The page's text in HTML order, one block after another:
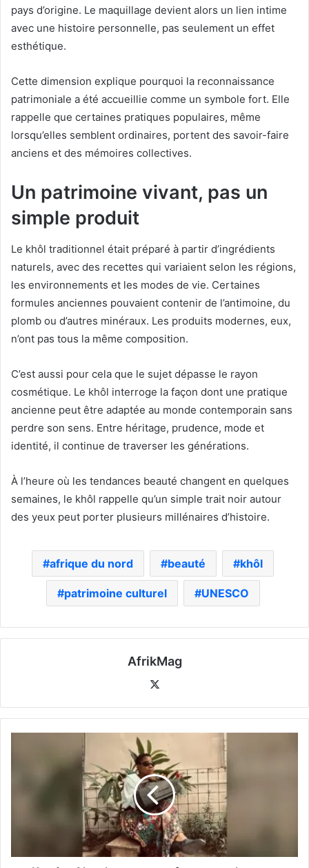
pays d’origine. Le maquillage devient alors un lien intime
avec une histoire personnelle, pas seulement un effet
esthétique.
Cette dimension explique pourquoi la reconnaissance
patrimoniale a été accueillie comme un symbole fort. Elle
rappelle que certaines pratiques populaires, même
lorsqu’elles semblent ordinaires, portent des savoir-faire
anciens et des mémoires collectives.
Un patrimoine vivant, pas un
simple produit
Le khôl traditionnel était préparé à partir d’ingrédients
naturels, avec des recettes qui variaient selon les régions,
les environnements et les modes de vie. Certaines
formules anciennes pouvaient contenir de l’antimoine, du
plomb ou d’autres minéraux. Les produits modernes, eux,
n’ont pas tous la même composition.
C’est aussi pour cela que le sujet dépasse le rayon
cosmétique. Le khôl interroge la façon dont une pratique
ancienne peut être adaptée au monde contemporain sans
perdre son sens. Entre héritage, prudence, mode et
identité, il continue de traverser les générations.
À l’heure où les tendances beauté changent en quelques
semaines, le khôl rappelle qu’un simple trait noir autour
des yeux peut porter plusieurs millénaires d’histoire.
afrique du nord beauté khôl
patrimoine culturel UNESCO
AfrikMag